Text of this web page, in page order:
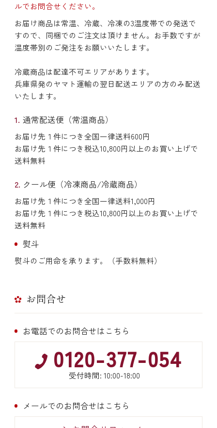
ルでお問合せください。
お届け商品は常温、冷蔵、冷凍の3温度帯での発送で
すので、同梱でのご注文は頂けません。お手数ですが
温度帯別のご発注をお願いいたします。
冷蔵商品は配達不可エリアがあります。
兵庫県発のヤマト運輸の翌日配送エリアの方のみ配送
いたします。
通常配送便（常温商品）
お届け先１件につき全国一律送料600円
お届け先１件につき税込10,800円以上のお買い上げで
送料無料
クール便（冷凍商品/冷蔵商品）
お届け先１件につき全国一律送料1,000円
お届け先１件につき税込10,800円以上のお買い上げで
送料無料
熨斗
熨斗のご用命を承ります。（手数料無料）
お問合せ
お電話でのお問合せはこちら
0120-377-054
受付時間: 10:00-18:00
メールでのお問合せはこちら